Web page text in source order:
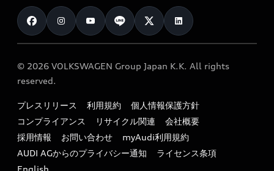
カタログ一覧
車検 / 定期点検
e-tronアフターサポート
myAudi
クオリティ
保証
メンテナンス
ファイナンス
キャンペーン / イベント
買取査定
お知らせ
オーナー様向けキャンペーン
特定整備適用車一覧
リサイクル法
よくある質問（FAQ）
© 2026 VOLKSWAGEN Group Japan K.K. All rights
reserved.
プレスリリース 利用規約
個人情報保護方針
コンプライアンス
リサイクル関連
会社概要
採用情報
お問い合わせ
myAudi利用規約
AUDI AGからのプライバシー通知
ライセンス条項
English